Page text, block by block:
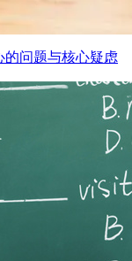
的问题与核心疑虑